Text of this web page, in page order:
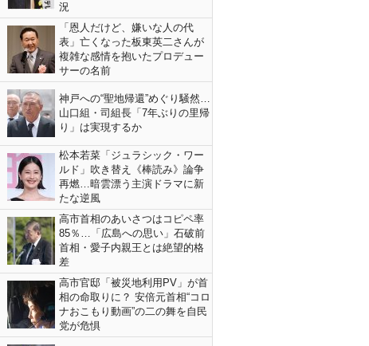
況
「恩人だけど、嫌いな人の代
表」亡くなった板東英二さんが
複雑な感情を抱いたプロデュー
サーの名前
神戸への“聖地帰還”めぐり騒然…
山口組・司組長「7年ぶりの里帰
り」は実現するか
松本若菜「ジュラシック・ワー
ルド」吹き替え《棒読み》論争
再燃…暗雲漂う主演ドラマに新
たな逆風
高市首相のあいさつはコピペ率
85％…「広島への思い」石破前
首相・愛子内親王とは絶望的格
差
高市官邸「被災地利用PV」が首
相の命取りに？ 安倍元首相“コロ
ナおこもり動画”の二の舞を自民
党が危惧